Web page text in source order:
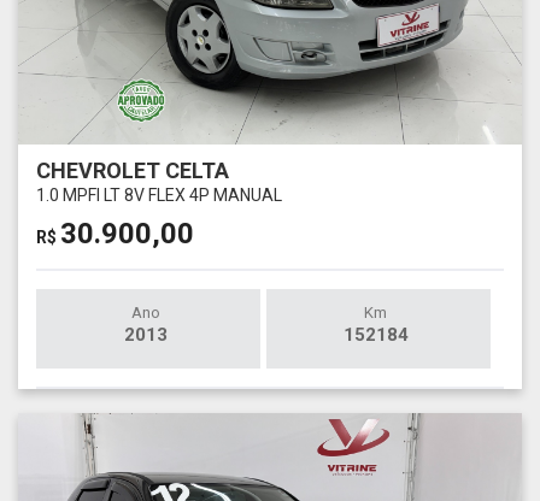
CHEVROLET CELTA
1.0 MPFI LT 8V FLEX 4P MANUAL
R$ 30.900,00
Ano
2013
Km
152184